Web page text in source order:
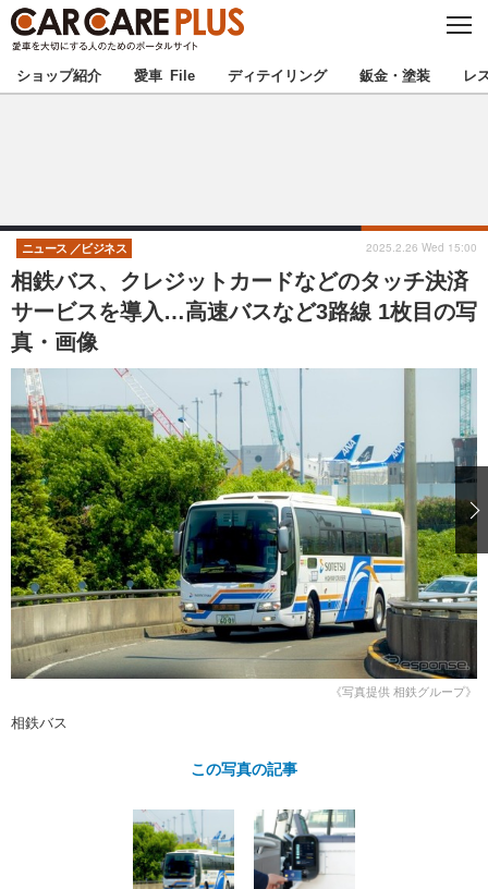
C
S
E
★カーケアプラス認定★ 厳選プロショップを地域から探す
甲信越 北陸
東海 関西
中国
注目の記事
ショップレポート 愛車 File
自動車豆知識 ストップ！不具合修理＆粗悪修理
鈑金・塗装
ディテイリング
ディテイリング 洗車
ヘッドライト磨き コーティング
フィルム・ラッピング
鈑金・塗装
小キズ直し 防錆
特集記事
ストップ 不具合修理＆粗悪修理
カーメーカー「旧車」関連プロジェ
クト
ショップ紹介
ショップレポート プロショップ検索
レストア
カーメーカー「旧車」関連プロジ
イベント
ショップ紹介 愛車 File ディテイリング 鈑金・塗装 レ
相鉄バス、クレジットカードなどのタッチ決済
サービスを導入…高速バスなど3路線 1枚目の写
真・画像
ニュース ビジネス 2025.2.26 Wed 15:00
《写真提供 相鉄グループ》
相鉄バス
この写真の記事